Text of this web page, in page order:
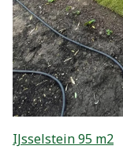
IJsselstein 95 m2